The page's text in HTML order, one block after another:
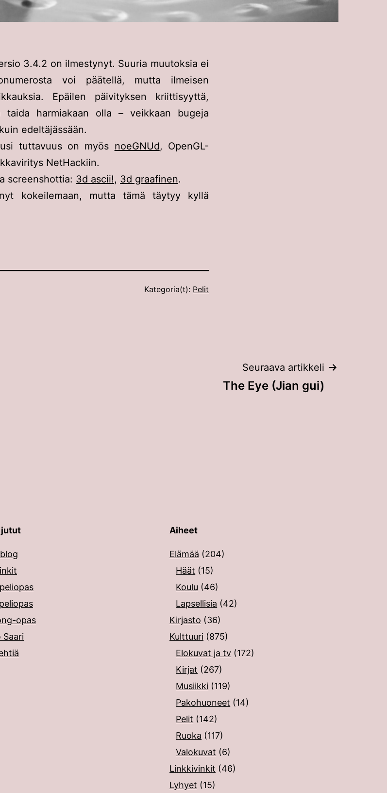
3.4.2 on ilmestynyt. Suuria muutoksia ei
voi päätellä, mutta ilmeisen
Epäilen päivityksen kriittisyyttä,
harmiakaan olla – veikkaan bugeja
edeltäjässään.
tuttavuus on myös noeGNUd, OpenGL-
NetHackiin.
screenshottia: 3d ascii!, 3d graafinen.
kokeilemaan, mutta tämä täytyy kyllä
Kategoria(t): Pelit
Seuraava artikkeli
The Eye (Jian gui)
ja alas ja siirtyä halutulle sivulle enterin painalluksella. Kosketusnäytöllisten laitteiden
jutut
opas
Saari
Aiheet
Elämää (204)
Häät (15)
Koulu (46)
Lapsellisia (42)
Kirjasto (36)
Kulttuuri (875)
Elokuvat ja tv (172)
Kirjat (267)
Musiikki (119)
Pakohuoneet (14)
Pelit (142)
Ruoka (117)
Valokuvat (6)
Linkkivinkit (46)
Lyhyet (15)